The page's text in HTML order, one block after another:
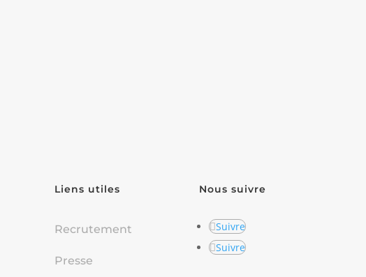
Liens utiles
Recrutement
Presse
Nous suivre
Suivre
Suivre